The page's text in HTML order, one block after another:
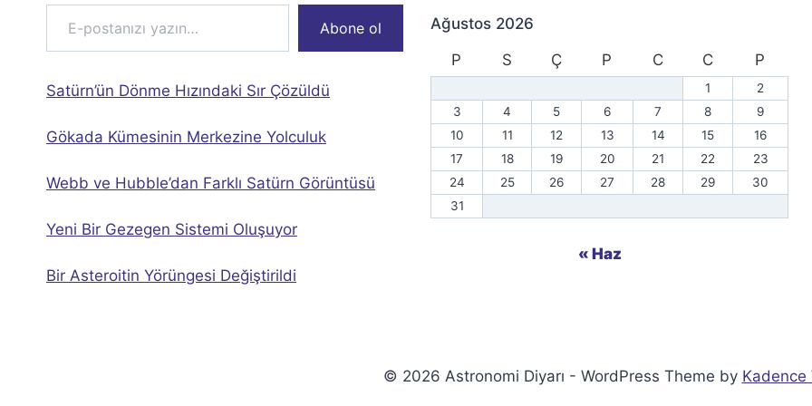
E-postanızı yazın…
Abone ol
Satürn’ün Dönme Hızındaki Sır Çözüldü
Gökada Kümesinin Merkezine Yolculuk
Webb ve Hubble’dan Farklı Satürn Görüntüsü
Yeni Bir Gezegen Sistemi Oluşuyor
Bir Asteroitin Yörüngesi Değiştirildi
Ağustos 2026
P
S Ç P C C P
1
2
3
4 5 6 7 8
9
10
11 12 13 14 15
16
17
18 19 20 21 22
23
24
25 26 27 28 29
30
31
« Haz
© 2026 Astronomi Diyarı - WordPress Theme by Kadence